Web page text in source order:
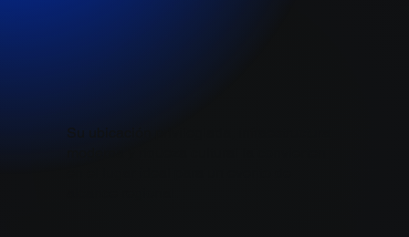
Su ubicación privilegiada, infraestructura